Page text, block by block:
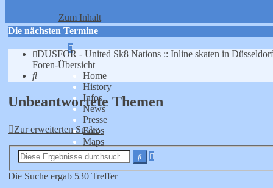
Zum Inhalt
Erweiterte
Suche
Home
History
Infos
News
Presse
Fotos
Maps
Die nächsten Termine
DUSFOR - United Sk8 Nations :: Inline skaten in Düsseldorf
Foren-Übersicht
Suche
Unbeantwortete Themen
Zur erweiterten Suche
Suche
Die Suche ergab 530 Treffer